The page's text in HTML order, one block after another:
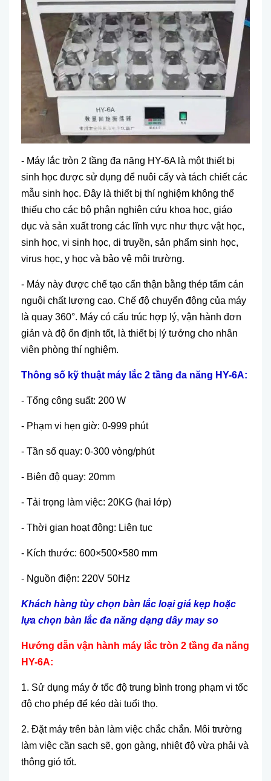
- Máy l ắc tròn 2 tầng đa năng HY-6A là một thiết bị
sinh học được sử dụng để nuôi cấy và tách chiết các
mẫu sinh học. Đây là thiết bị thí nghiệm không thể
thiếu cho các bộ phận nghiên cứu khoa học, giáo
dục và sản xuất trong các lĩnh vực như thực vật học,
sinh học, vi sinh học, di truyền, sản phẩm sinh học,
virus học, y học và bảo vệ môi trường.
- Máy này được chế tạo cẩn thận bằng thép tấm cán
nguội chất lượng cao. Chế độ chuyển động của máy
là quay 360°. Máy có cấu trúc hợp l ý, vận hành đơn
giản và độ ổn định tốt, l à thiết bị l ý tưởng cho nhân
viên phòng thí nghiệm.
Thông số kỹ thuật máy l ắc 2 tầng đa năng HY-6A:
- Tổng công suất: 200 W
- Phạm vi hẹn giờ: 0-999 phút
- Tần số quay: 0-300 vòng/phút
- Biên độ quay: 20mm
- Tải trọng l àm việc: 20KG (hai lớp)
- Thời gian hoạt động: Liên tục
- Kích thước: 600×500×580 mm
- Nguồn điện: 220V 50Hz
Khách hàng tùy chọn bàn lắc loại giá kẹp hoặc
lựa chọn bàn lắc đa năng dạng dây may so
Hướng dẫn vận hành máy l ắc tròn 2 tầng đa năng
HY-6A:
1. Sử dụng máy ở tốc độ trung bình trong phạm vi tốc
độ cho phép để kéo dài tuổi thọ.
2. Đặt máy trên bàn làm việc chắc chắn. Môi trường
àm việc cần sạch sẽ, gọn gàng, nhiệt độ vừa phải và
thông gió tốt.